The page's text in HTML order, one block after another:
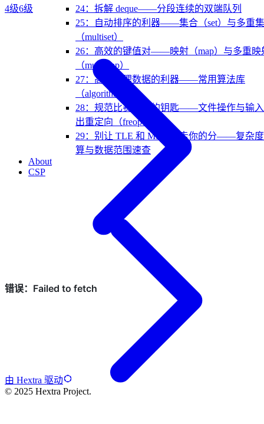
24：拆解 deque——分段连续的双端队列
25：自动排序的利器——集合（set）与多重
（multiset）
26：高效的键值对——映射（map）与多重映
（multimap）
27：高效处理数据的利器——常用算法库
（algorithm）
28：规范比赛代码的钥匙——文件操作与输
出重定向（freopen）
29：别让 TLE 和 MLE 偷走你的分——复杂
算与数据范围速查
About
CSP
4级6级
由 Hextra 驱动
© 2025 Hextra Project.